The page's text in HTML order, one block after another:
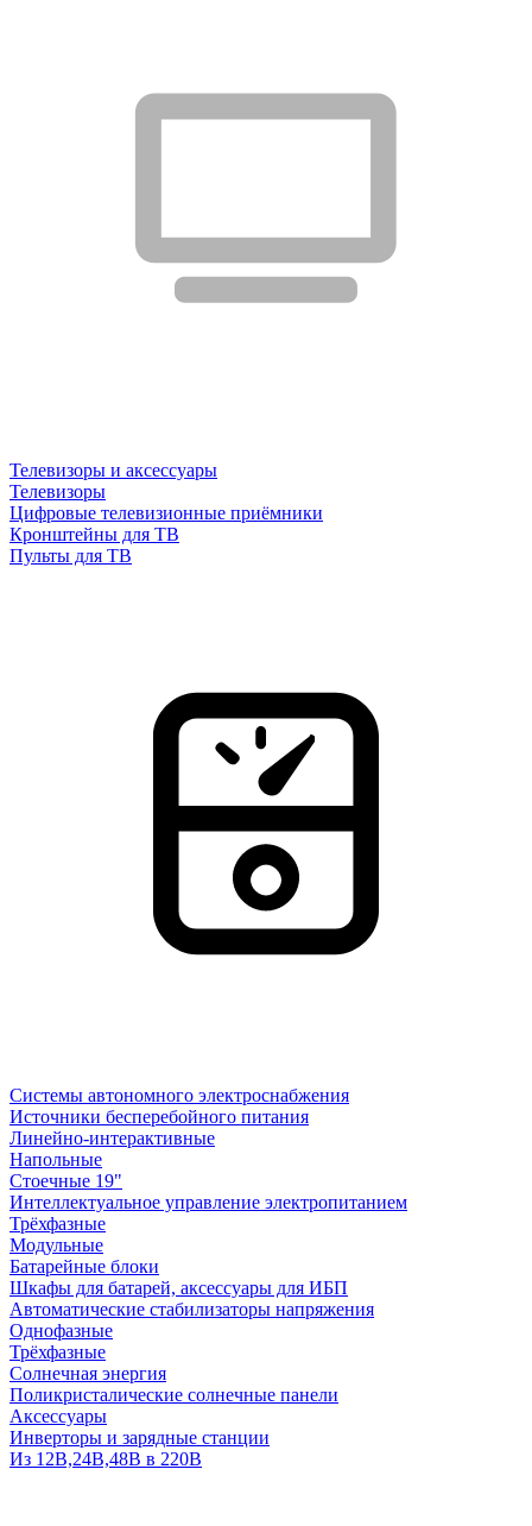
Телевизоры и аксессуары
Телевизоры
Цифровые телевизионные приёмники
Кронштейны для ТВ
Пульты для ТВ
Системы автономного электроснабжения
Источники бесперебойного питания
Линейно-интерактивные
Напольные
Стоечные 19"
Интеллектуальное управление электропитанием
Трёхфазные
Модульные
Батарейные блоки
Шкафы для батарей, аксессуары для ИБП
Автоматические стабилизаторы напряжения
Однофазные
Трёхфазные
Солнечная энергия
Поликристалические солнечные панели
Аксессуары
Инверторы и зарядные станции
Из 12В,24В,48В в 220В